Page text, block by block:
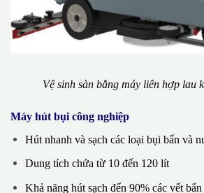
Vệ sinh sàn bằng máy liên hợp lau
Máy hút bụi công nghiệp
Hút nhanh và sạch các loại bụi bẩn và
Dung tích chứa từ 10 đến 120 lít
Khả năng hút sạch đến 90% các vết bẩn